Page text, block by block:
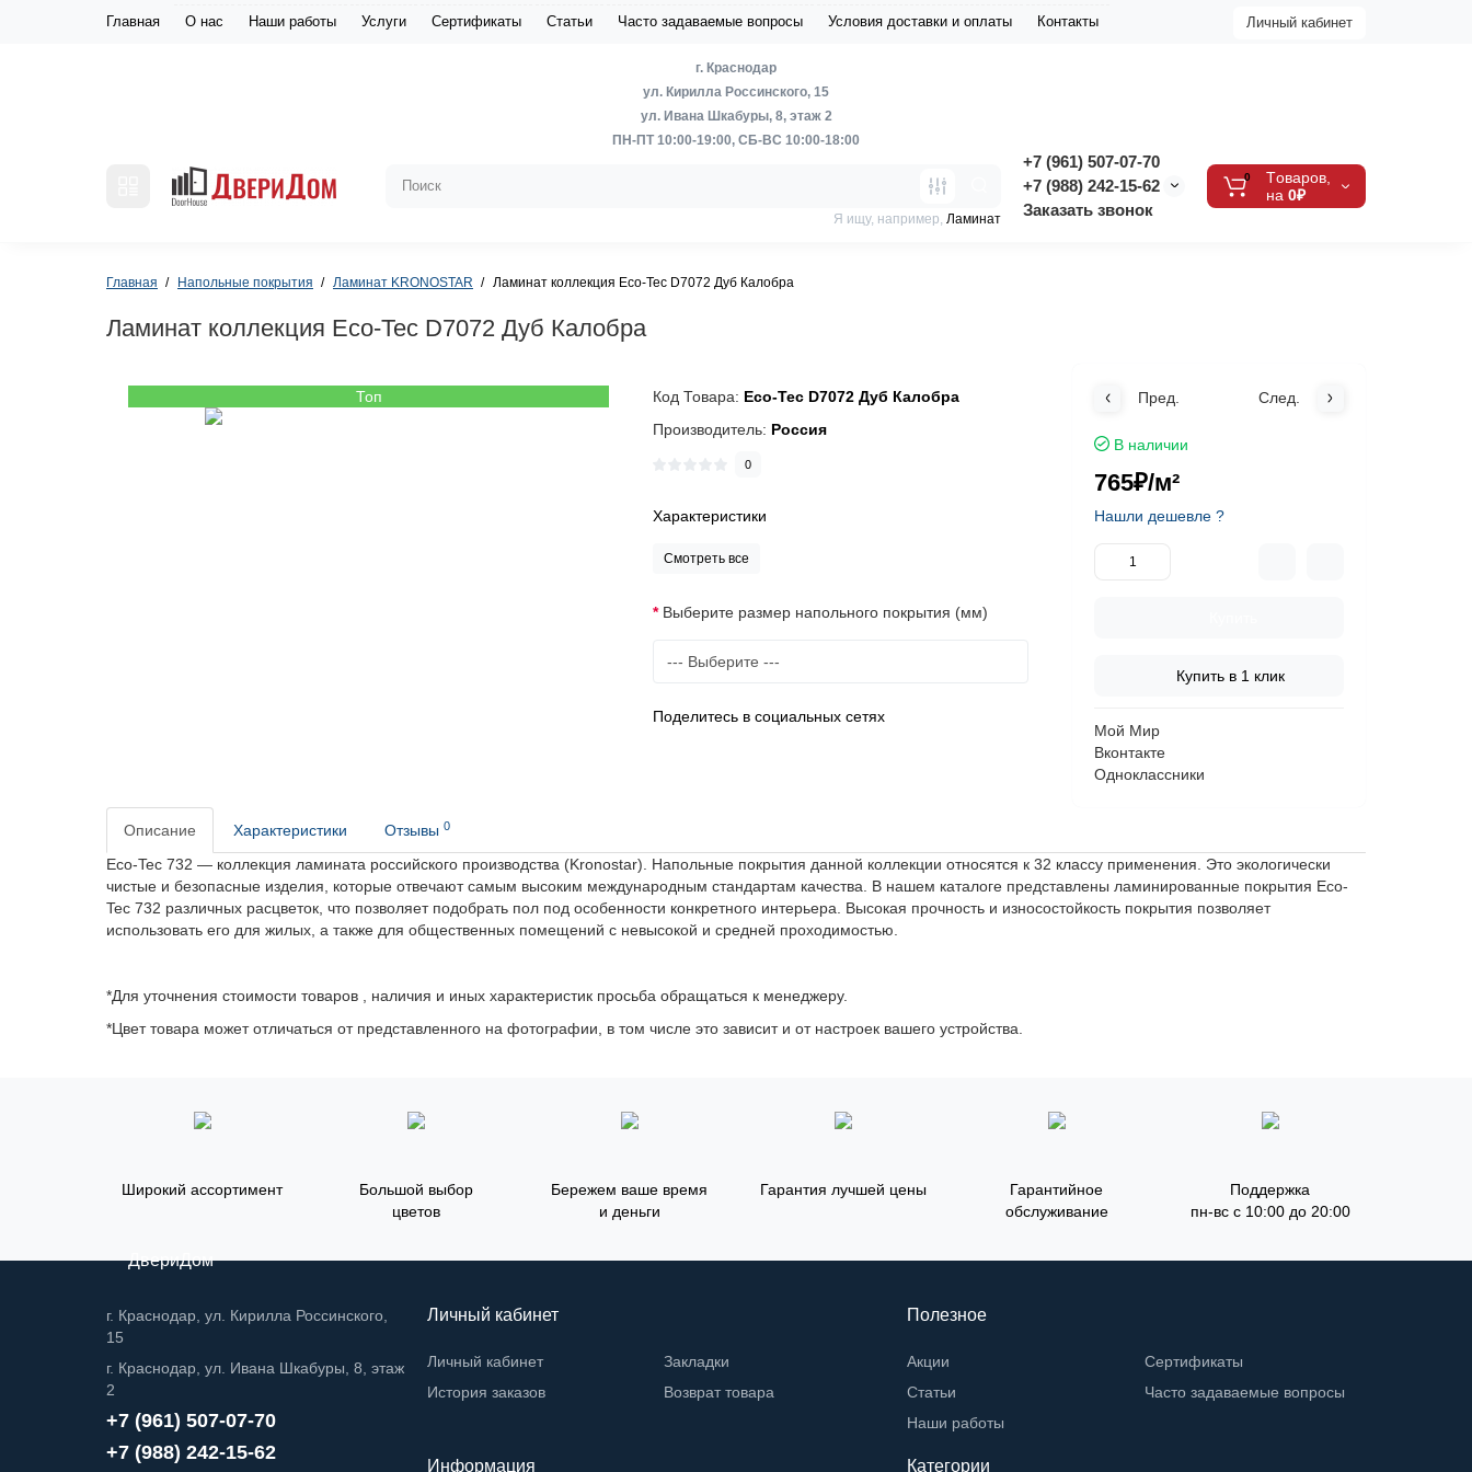
Главная О нас Наши работы Услуги Сертификаты Статьи Часто задаваемые вопросы Условия доставки и оплаты Контакты Личный кабинет
г. Краснодар
ул. Кирилла Россинского, 15
ул. Ивана Шкабуры, 8, этаж 2
ПН-ПТ 10:00-19:00, СБ-ВС 10:00-18:00
+7 (961) 507-07-70
+7 (988) 242-15-62
Заказать звонок
Я ищу, например, Ламинат
0
Tоваров,
на 0₽
Главная Напольные покрытия Ламинат KRONOSTAR Ламинат коллекция Eco-Tec D7072 Дуб Калобра
Ламинат коллекция Eco-Tec D7072 Дуб Калобра
Топ Код Товара: Eco-Tec D7072 Дуб Калобра
Производитель: Россия
0
Характеристики
Смотреть все
Выберите размер напольного покрытия (мм)
Поделитесь в социальных сетях
Пред. След.
В наличии
765₽/м²
Нашли дешевле ?
Купить в 1 клик
Мой Мир
Вконтакте
Одноклассники
Описание Характеристики Отзывы 0
Eco-Tec 732 — коллекция ламината российского производства (Kronostar). Напольные покрытия данной коллекции относятся к 32 классу применения. Это экологически
чистые и безопасные изделия, которые отвечают самым высоким международным стандартам качества. В нашем каталоге представлены ламинированные покрытия Eco-
Tec 732 различных расцветок, что позволяет подобрать пол под особенности конкретного интерьера. Высокая прочность и износостойкость покрытия позволяет
использовать его для жилых, а также для общественных помещений с невысокой и средней проходимостью.
*Для уточнения стоимости товаров , наличия и иных характеристик просьба обращаться к менеджеру.
*Цвет товара может отличаться от представленного на фотографии, в том числе это зависит и от настроек вашего устройства.
Широкий ассортимент
Большой выбор
цветов
Бережем ваше время
и деньги
Гарантия лучшей цены
Гарантийное
обслуживание
Поддержка
пн-вс с 10:00 до 20:00
ДвериДом
г. Краснодар, ул. Кирилла Россинского,
15
г. Краснодар, ул. Ивана Шкабуры, 8, этаж
2
+7 (961) 507-07-70
+7 (988) 242-15-62
Личный кабинет
Личный кабинет
История заказов
Закладки
Возврат товара
Полезное
Акции
Статьи
Наши работы
Сертификаты
Часто задаваемые вопросы
Информация Категории